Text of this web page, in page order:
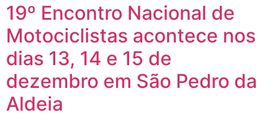
19º Encontro Nacional de
Motociclistas acontece nos
dias 13, 14 e 15 de
dezembro em São Pedro da
Aldeia